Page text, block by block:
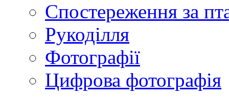
Спостереження за
Рукоділля
Фотографії
Цифрова фотографія